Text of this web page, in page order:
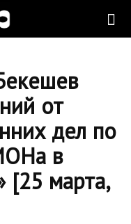
от
дел по
в
[25 марта,